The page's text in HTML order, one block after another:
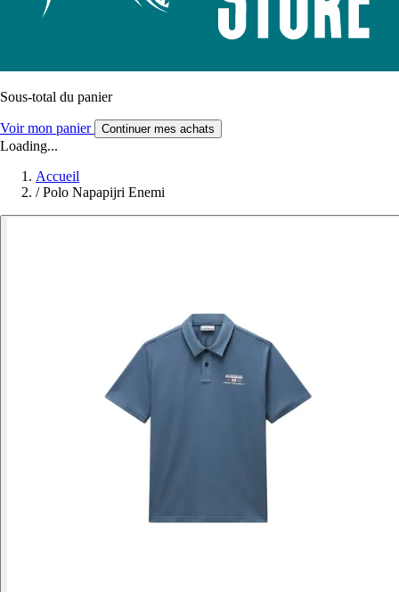
Sous-total du panier
Voir mon panier Continuer mes achats
Loading...
Accueil
/ Polo Napapijri Enemi